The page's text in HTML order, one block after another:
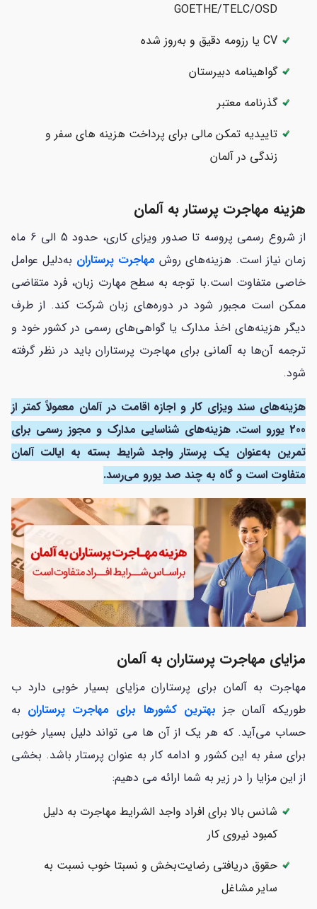
GOETHE/TELC/OSD
CV یا رزومه دقیق و به‌روز شده
گواهینامه دبیرستان
گذرنامه معتبر
تاییدیه تمکن مالی برای پرداخت هزینه های سفر و
زندگی در آلمان
هزینه مهاجرت پرستار به آلمان
از شروع رسمی پروسه تا صدور ویزای کاری، حدود 5 الی 6 ماه
زمان نیاز است. هزینه‌های روش مهاجرت پرستاران
به‌‎دلیل عوامل
خاصی متفاوت است.با توجه به سطح مهارت زبان، فرد متقاضی
ممکن است مجبور شود در دوره‌های زبان شرکت کند. از طرف
دیگر هزینه‌های اخذ مدارک یا گواهی‌های رسمی در کشور خود و
ترجمه آن‌ها به آلمانی برای مهاجرت پرستاران باید در نظر گرفته
شود.
هزینه‌های سند ویزای کار و اجازه اقامت در آلمان معمولاً کمتر از
200 یورو است. هزینه‌های شناسایی مدارک و مجوز رسمی برای
تمرین به‌عنوان یک پرستار واجد شرایط بسته به ایالت آلمان
متفاوت است و گاه به چند صد یورو می‌رسد.
مزایای مهاجرت پرستاران به آلمان
مهاجرت به آلمان برای پرستاران مزایای بسیار خوبی دارد ب
طوریکه آلمان جز بهترین کشورها برای مهاجرت پرستاران به
حساب می‌آید. که هر یک از آن ها می تواند دلیل بسیار خوبی
برای سفر به این کشور و ادامه کار به عنوان پرستار باشد. بخشی
از این مزایا را در زیر به شما ارائه می دهیم:
شانس بالا برای افراد واجد الشرایط مهاجرت به دلیل
کمبود نیروی کار
حقوق دریافتی رضایت‌بخش و نسبتا خوب نسبت به
سایر مشاغل